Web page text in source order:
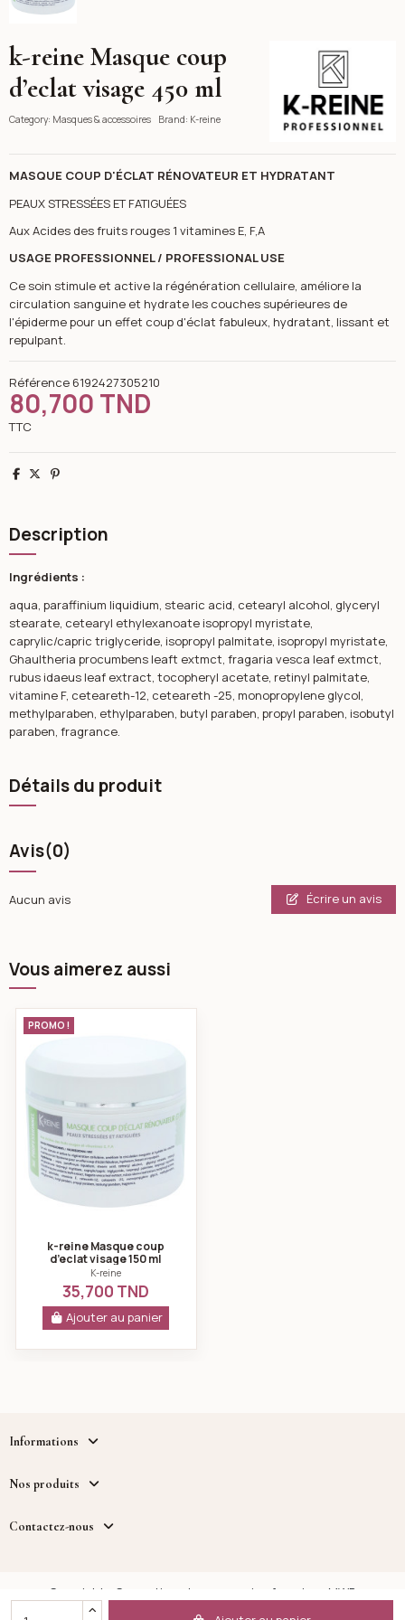
k-reine Masque coup
d’eclat visage 450 ml
Category: Masques & accessoires Brand: K-reine
MASQUE COUP D'ÉCLAT RÉNOVATEUR ET HYDRATANT
PEAUX STRESSÉES ET FATIGUÉES
Aux Acides des fruits rouges 1 vitamines E, F,A
USAGE PROFESSIONNEL / PROFESSIONAL USE
Ce soin stimule et active la régénération cellulaire, améliore la
circulation sanguine et hydrate les couches supérieures de
l'épiderme pour un effet coup d'éclat fabuleux, hydratant, lissant et
repulpant.
Référence 6192427305210
80,700 TND
TTC
Partager
TweetPinterest
Description
Ingrédients :
aqua, paraffinium liquidium, stearic acid, cetearyl alcohol, glyceryl
stearate, cetearyl ethylexanoate isopropyl myristate,
caprylic/capric triglyceride, isopropyl palmitate, isopropyl myristate,
Ghaultheria procumbens leaft extmct, fragaria vesca leaf extmct,
rubus idaeus leaf extract, tocopheryl acetate, retinyl palmitate,
vitamine F, ceteareth-12, ceteareth -25, monopropylene glycol,
methylparaben, ethylparaben, butyl paraben, propyl paraben, isobutyl
paraben, fragrance.
Détails du produit
Avis(0)
Aucun avis Écrire un avis
Vous aimerez aussi
PROMO !
k-reine Masque coup
d’eclat visage 150 ml
K-reine
35,700 TND
Ajouter au panier
Informations
Nos produits
Contactez-nous
Copyright - Cosmetique.tn - un service fourni par MWB